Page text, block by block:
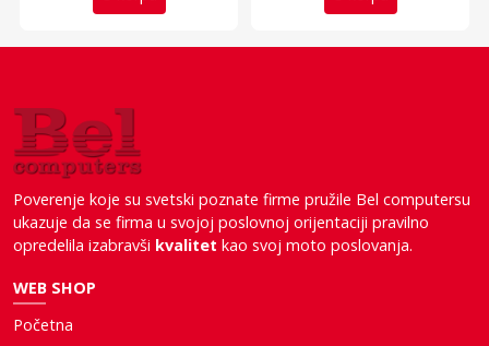
Poverenje koje su svetski poznate firme pružile Bel computersu
ukazuje da se firma u svojoj poslovnoj orijentaciji pravilno
opredelila izabravši kvalitet kao svoj moto poslovanja.
WEB SHOP
Početna